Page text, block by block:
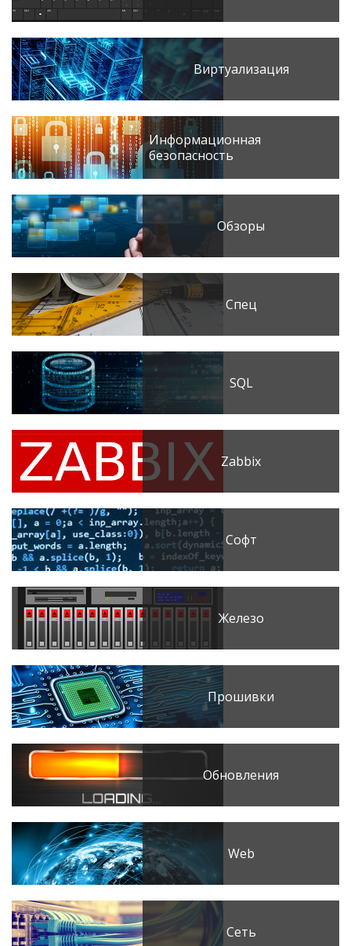
Виртуализация
Информационная
безопасность
Обзоры
Спец
SQL
Zabbix
Софт
Железо
Прошивки
Обновления
Web
Сеть